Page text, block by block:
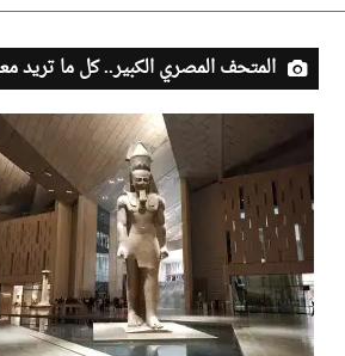
المتحف المصري الكبير.. كل ما تريد